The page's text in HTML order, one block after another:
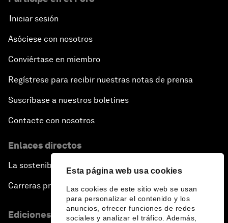
Esta página web usa cookies
Las cookies de este sitio web se usan
para personalizar el contenido y los
anuncios, ofrecer funciones de redes
sociales y analizar el tráfico. Además,
Iniciar sesión
Asóciese con nosotros
Conviértase en miembro
Regístrese para recibir nuestras notas de prensa
Suscríbase a nuestros boletines
Contacte con nosotros
Enlaces directos
La sostenibilidad en el Foro
Carreras profesionales
Ediciones en otros idiomas